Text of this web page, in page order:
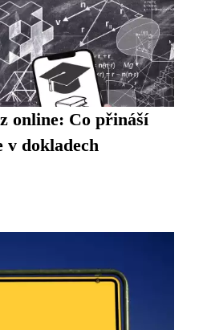
online: Co přináší
v dokladech